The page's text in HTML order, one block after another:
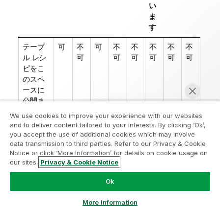
い
ま
す
テーブ
ル レシ
ピをこ
のスペ
ースに
公開ま
公開す
る
可
不
可
可
不
可
不
可
不
可
不
可
不
可
スペー
スのテ
ーブル
可 可
不
可
可 可 可
不
可
We use cookies to improve your experience with our websites
and to deliver content tailored to your interests. By clicking ‘Ok’,
you accept the use of additional cookies which may involve
data transmission to third parties. Refer to our Privacy & Cookie
Notice or click ‘More Information’ for details on cookie usage on
our sites. Privacy & Cookie Notice
Ok
More Information